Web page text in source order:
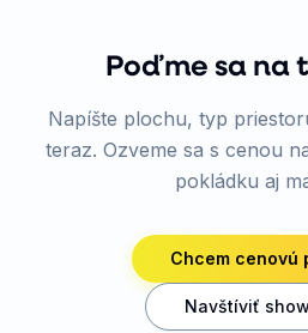
Poďme sa na
Napíšte plochu, typ
teraz. Ozveme sa s cenou
pokládku aj
Chcem cenovú
Navštíviť